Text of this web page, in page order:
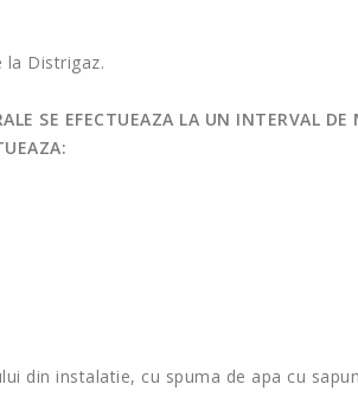
la Distrigaz.
SE EFECTUEAZA LA UN INTERVAL
din instalatie, cu spuma de apa cu